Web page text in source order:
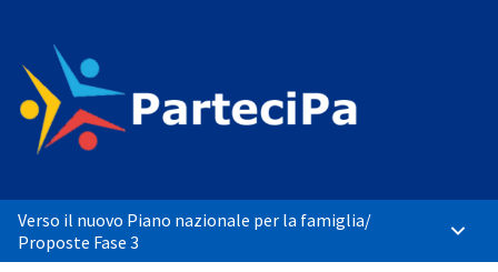
Verso il nuovo Piano nazionale per la famiglia/
Proposte Fase 3